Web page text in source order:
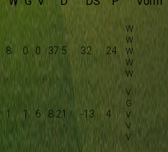
8 0 0 37:5 32 24
1 1 6 8:21 -13 4